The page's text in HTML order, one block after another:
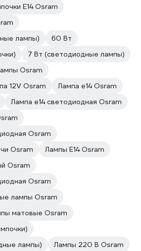
E14 Osram
лампы)
60 Вт
7 Вт (светодиодные лампы)
Osram
12V Osram
Лампа е14 Osram
Лампа е14 светодиодная Osram
Osram
Osram
Лампы E14 Osram
Osram
Osram
лампы Osram
матовые Osram
лампы)
Лампы 220 В Osram